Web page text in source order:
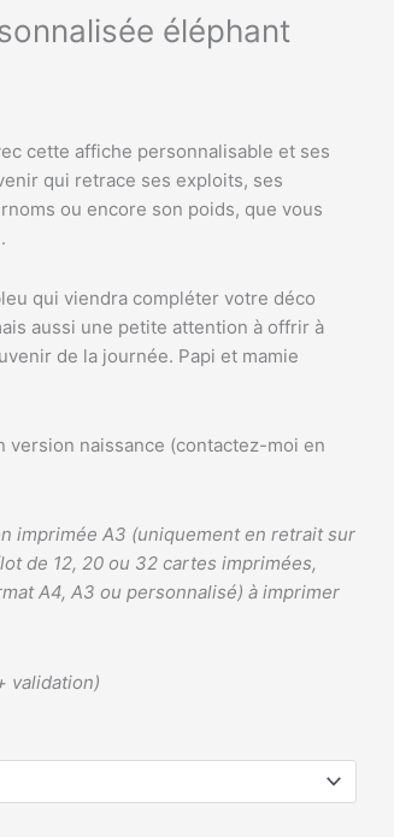
éléphant
cette affiche personnalisable et ses
qui retrace ses exploits, ses
ou encore son poids, que vous
qui viendra compléter votre déco
aussi une petite attention à offrir à
de la journée. Papi et mamie
version naissance (contactez-moi en
imprimée A3 (uniquement en retrait sur
de 12, 20 ou 32 cartes imprimées,
A4, A3 ou personnalisé) à imprimer
validation)